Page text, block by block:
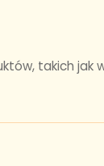
takich jak